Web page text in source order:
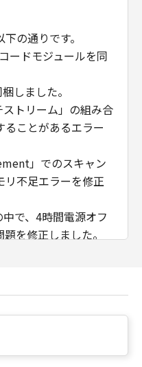
の通りです。
ードモジュールを同
しました。
トリーム」の組み合
ことがあるエラー
」でのスキャン
リ不足エラーを修正
で、4時間電源オフ
を修正しました。
トワークモニタータ